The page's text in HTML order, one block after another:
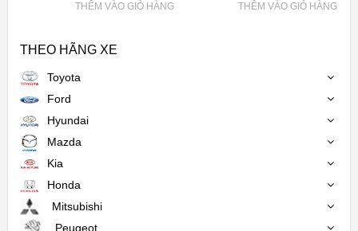
THÊM VÀO GIỎ HÀNG THÊM VÀO GIỎ HÀNG
THEO HÃNG XE
Toyota
Ford
Hyundai
Mazda
Kia
Honda
Mitsubishi
Peugeot